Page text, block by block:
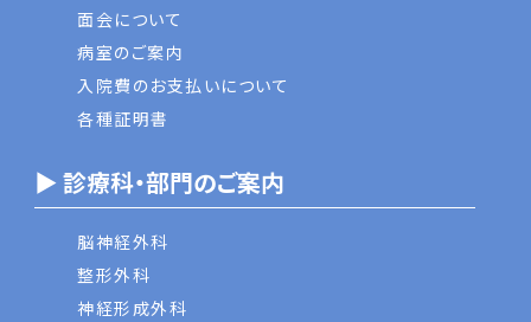
面会について
病室のご案内
入院費のお支払いについて
各種証明書
▶ 診療科・部門のご案内
脳神経外科
整形外科
神経形成外科